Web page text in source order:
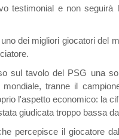
testimonial e non
dei migliori giocatori del
sul tavolo del PSG una
tranne il
l'aspetto economico: la
giudicata troppo bassa
percepisce il giocatore